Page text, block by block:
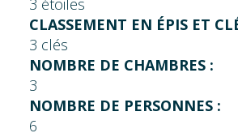
3 étoiles
CLASSEMENT EN ÉPIS ET
3 clés
NOMBRE DE CHAMBRES :
3
NOMBRE DE PERSONNES :
6